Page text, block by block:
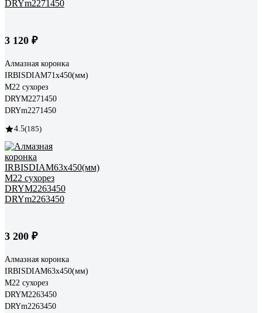
3 120 ₽
Алмазная коронка
IRBISDIAM71x450(мм)
М22 сухорез
DRYМ2271450
DRYm2271450
4.5(185)
3 200 ₽
Алмазная коронка
IRBISDIAM63x450(мм)
М22 сухорез
DRYМ2263450
DRYm2263450